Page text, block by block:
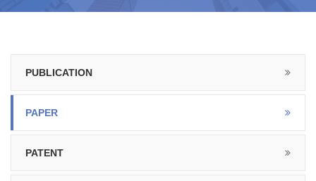
PUBLICATION
PAPER
PATENT